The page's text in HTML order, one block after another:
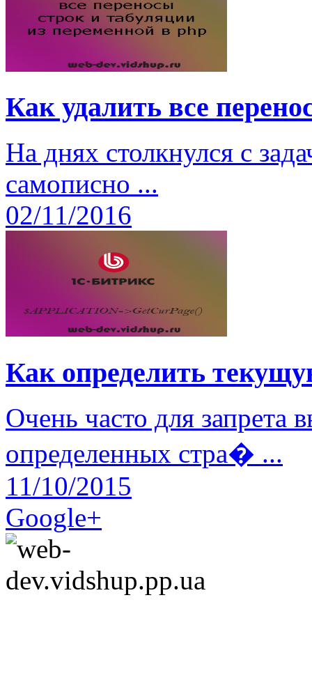
Как удалить все
На днях столкнулся с
самописно ...
02/11/2016
Как определить
Очень часто для запрета
определенных стра� ...
11/10/2015
Google+